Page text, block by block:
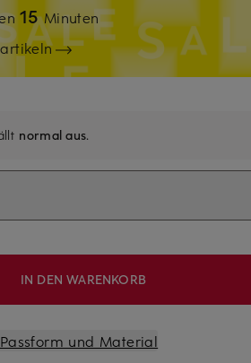
15Minuten
normal aus.
IN DEN WARENKORB
und Material